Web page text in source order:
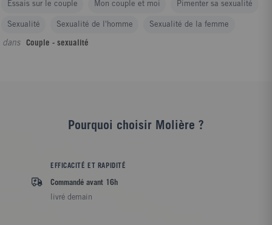
Essais sur le couple Mon couple et moi Pimenter sa sexualité
Sexualité Sexualité de l'homme Sexualité de la femme
dans Couple - sexualité
Pourquoi choisir Molière ?
EFFICACITÉ ET RAPIDITÉ
Commandé avant 16h
livré demain